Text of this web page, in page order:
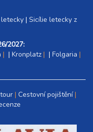
letecky | Sicílie letecky z
2027:
| Kronplatz | Folgaria
Cestovní pojištění